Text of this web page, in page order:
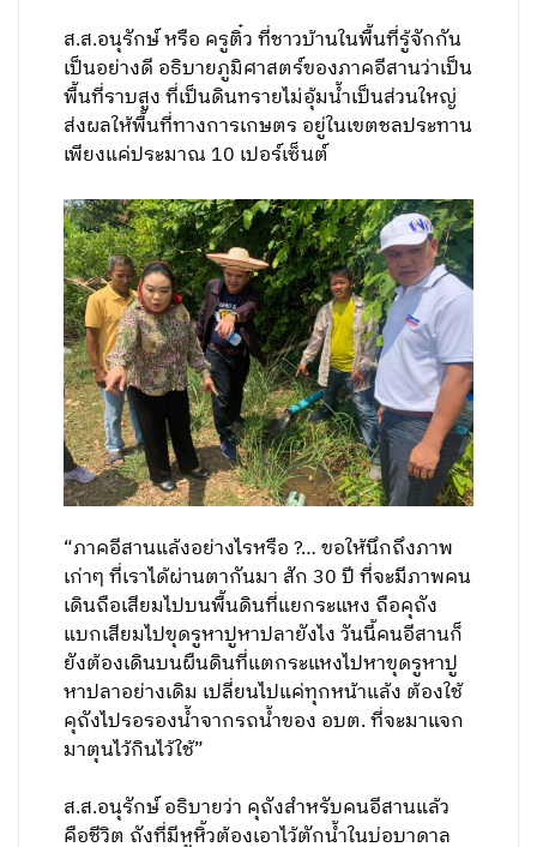
ส.ส.อนุรักษ์ หรือ ครูติ๋ว ที่ชาวบ้านในพื้นที่รู้จักกัน
เป็นอย่างดี อธิบายภูมิศาสตร์ของภาคอีสานว่าเป็น
พื้นที่ราบสูง ที่เป็นดินทรายไม่อุ้มน้ำเป็นส่วนใหญ่
ส่งผลให้พื้นที่ทางการเกษตร อยู่ในเขตชลประทาน
เพียงแค่ประมาณ 10 เปอร์เซ็นต์
“ภาคอีสานแล้งอย่างไรหรือ ?… ขอให้นึกถึงภาพ
เก่าๆ ที่เราได้ผ่านตากันมา สัก 30 ปี ที่จะมีภาพคน
เดินถือเสียมไปบนพื้นดินที่แยกระแหง ถือคุถัง
แบกเสียมไปขุดรูหาปูหาปลายังไง วันนี้คนอีสานก็
ยังต้องเดินบนผืนดินที่แตกระแหงไปหาขุดรูหาปู
หาปลาอย่างเดิม เปลี่ยนไปแค่ทุกหน้าแล้ง ต้องใช้
คุถังไปรอรองน้ำจากรถน้ำของ อบต. ที่จะมาแจก
มาตุนไว้กินไว้ใช้”
ส.ส.อนุรักษ์ อธิบายว่า คุถังสำหรับคนอีสานแล้ว
คือชีวิต ถังที่มีหูหิ้วต้องเอาไว้ตักน้ำในบ่อบาดาล